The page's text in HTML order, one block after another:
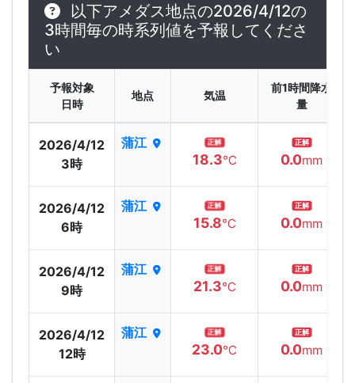
以下アメダス地点の2026/4/12の
3時間毎の時系列値を予報してくださ
い
予報対象
日時
地点 気温
前1時間降水
量
2026/4/12
3時
蒲江 正解
18.3℃
正解
0.0mm
2026/4/12
6時
蒲江 正解
15.8℃
正解
0.0mm
2026/4/12
9時
蒲江 正解
21.3℃
正解
0.0mm
2026/4/12
12時
蒲江 正解
23.0℃
正解
0.0mm